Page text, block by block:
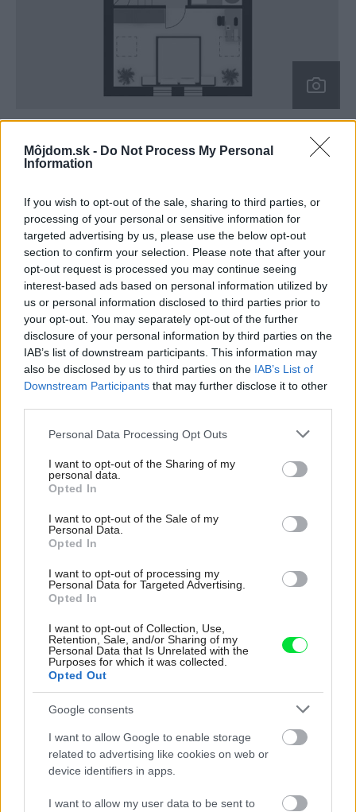
Môjdom.sk - Do Not Process My Personal
Information
If you wish to opt-out of the sale, sharing to third parties, or
processing of your personal or sensitive information for
targeted advertising by us, please use the below opt-out
section to confirm your selection. Please note that after your
opt-out request is processed you may continue seeing
interest-based ads based on personal information utilized by
us or personal information disclosed to third parties prior to
your opt-out. You may separately opt-out of the further
disclosure of your personal information by third parties on the
IAB’s list of downstream participants. This information may
also be disclosed by us to third parties on the IAB’s List of
Downstream Participants that may further disclose it to other
Please note that this website/app uses one or more Google
not limited to your visit or usage behaviour. You may click to
grant or deny consent to Google and its third-party tags to
use your data for below specified purposes in below Google
consent section.
Personal Data Processing Opt Outs
I want to opt-out of the Sharing of my
personal data.
Opted In
I want to opt-out of the Sale of my
Personal Data.
Opted In
I want to opt-out of processing my
Personal Data for Targeted Advertising.
Opted In
I want to opt-out of Collection, Use,
Retention, Sale, and/or Sharing of my
Personal Data that Is Unrelated with the
Purposes for which it was collected.
Opted Out
Google consents
I want to allow Google to enable storage
related to advertising like cookies on web or
device identifiers in apps.
I want to allow my user data to be sent to
Ateliér: WRANDERS
Názov projektu: Theta 72
Autor: Ing. Juraj Holík
Adresa: Romanova 13, Bratislava
tel.: 0907662028
www.domnamieru.sk
Vysvetlivky – Obsah projektu
I. architektonicko-stavebné riešenie (1 – sprievodná
technická správa, 2 – prehľad stavebných materiálov, 3 –
100, resp. 1 : 50, 5 – oplotenie)
II. vnútorné inštalácie (6 – vykurovanie, 7 – voda, 8 –
kanalizácia, 9 – plyn, 10 – elektroinštalácia)
III. prípojky inžinierskych sietí od uličných rozvodov k
domu (11 – voda, 12 – kanalizácia, 13 – elektrina, 14 –
plyn)
IV. statika
V. iné (15 – celková situácia v mierke 1: 200 so
zakreslením objektu, okótováním inžinierskych sietí a
terénnych úprav, 16 – rozvinutý uličný pohľad z ulice s
okótováním od susedných objektov)